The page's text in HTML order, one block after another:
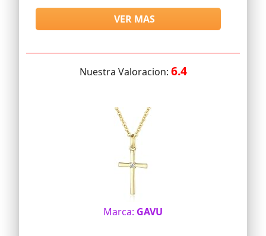
VER MAS
Nuestra Valoracion: 6.4
Marca: GAVU